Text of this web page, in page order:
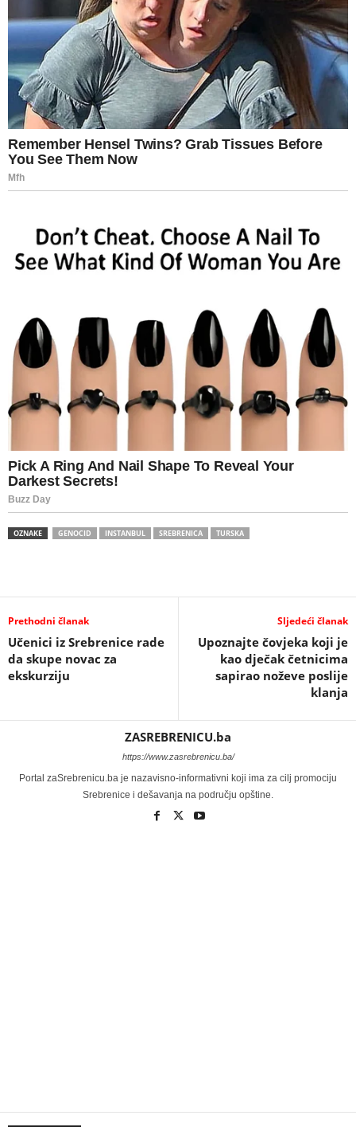
OZNAKE GENOCID INSTANBUL SREBRENICA TURSKA
Prethodni članak
Učenici iz Srebrenice rade
da skupe novac za
ekskurziju
Sljedeći članak
Upoznajte čovjeka koji je
kao dječak četnicima
sapirao noževe poslije
klanja
ZASREBRENICU.ba
https://www.zasrebrenicu.ba/
Portal zaSrebrenicu.ba je nazavisno-informativni koji ima za cilj promociju
Srebrenice i dešavanja na području opštine.